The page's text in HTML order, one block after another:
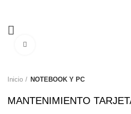
Inicio NOTEBOOK Y PC
MANTENIMIENTO